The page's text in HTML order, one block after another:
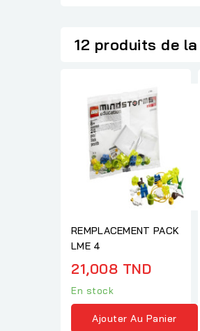
12 produits de
REMPLACEMENT PACK
LME 4
21,008 TND
En stock
Ajouter Au Panier